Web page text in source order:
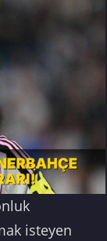
isteyen